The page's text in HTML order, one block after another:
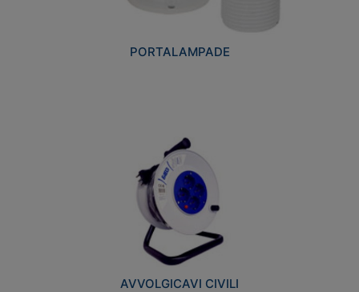
PORTALAMPADE
AVVOLGICAVI CIVILI